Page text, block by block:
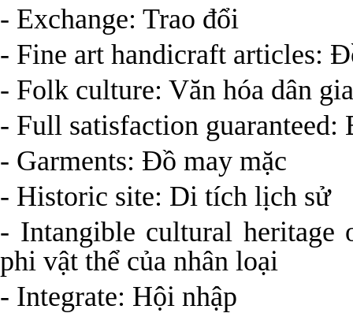
- Exchange: Trao đổi
- Fine art handicraft articles:
- Folk culture: Văn hóa dân
- Full satisfaction guaranteed:
- Garments: Đồ may mặc
- Historic site: Di tích lịch sử
- Intangible cultural heritage
phi vật thể của nhân loại
- Integrate: Hội nhập